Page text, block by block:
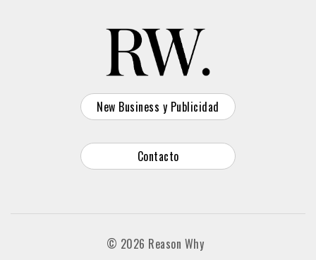
New Business y Publicidad
Contacto
© 2026 Reason Why